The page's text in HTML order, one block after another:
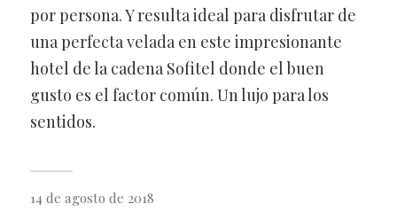
por persona. Y resulta ideal para disfrutar de
una perfecta velada en este impresionante
hotel de la cadena Sofitel donde el buen
gusto es el factor común. Un lujo para los
sentidos.
14 de agosto de 2018